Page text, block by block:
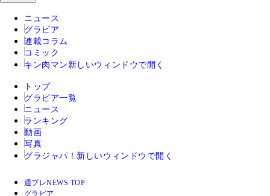
ニュース
グラビア
連載コラム
コミック
キン肉マン 新しいウィンドウで開く
トップ
グラビア一覧
ニュース
ランキング
動画
写真
グラジャパ！ 新しいウィンドウで開く
週プレNEWS TOP
グラビア